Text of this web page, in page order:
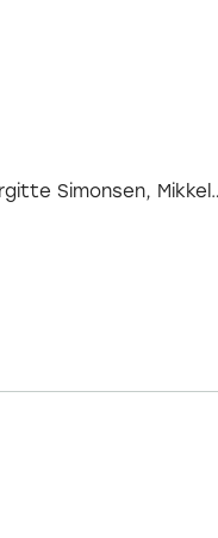
Simonsen, Mikkel